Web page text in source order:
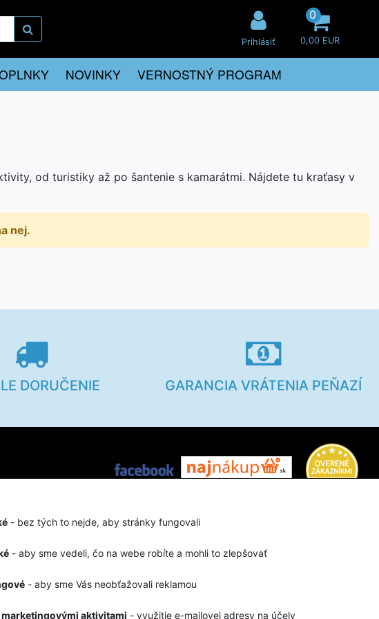
- bez tých to nejde, aby stránky fungovali
- aby sme vedeli, čo na webe robíte a mohli to zlepšovať
- aby sme Vás neobťažovali reklamou
marketingovými aktivitami - využitie e-mailovej adresy na účely
Prihlásiť
0
0,00 EUR
NOVINKY VERNOSTNÝ PROGRAM
od turistiky až po šantenie s kamarátmi. Nájdete tu kraťasy v
nej.
DORUČENIE GARANCIA VRÁTENIA PEŇAZÍ
Užitočné info